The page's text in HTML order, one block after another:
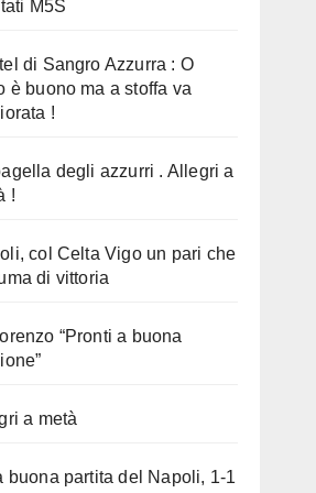
M5S
di Sangro Azzurra : O
è buono ma a stoffa va
!
degli azzurri . Allegri a
!
col Celta Vigo un pari che
di vittoria
“Pronti a buona
a metà
buona partita del Napoli, 1-1